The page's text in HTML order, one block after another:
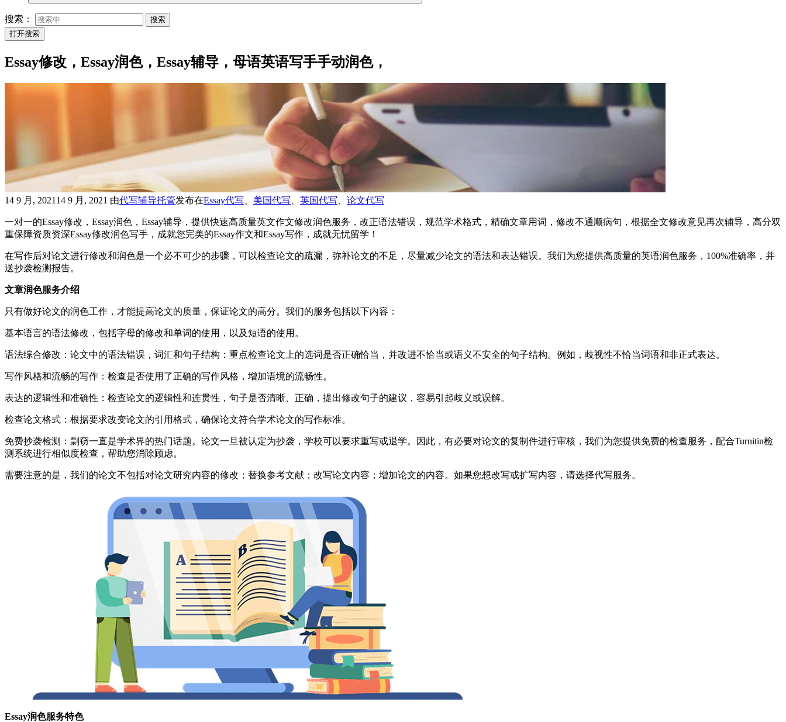
搜索：
搜索
打开搜索
Essay修改，Essay润色，Essay辅导，母语英语写手手动润色，
14 9 月, 2021 14 9 月, 2021 由代写辅导托管发布在Essay代写 美国代写 英国代写 论文代写
一对一的Essay修改，Essay润色，Essay辅导，提供快速高质量英文作文修改润色服务，改正语法错误，规范学术格式，精确文章用词，修改不通顺病句，根据全文修改意见再次辅导，高分双
重保障资质资深Essay修改润色写手，成就您完美的Essay作文和Essay写作，成就无忧留学！
在写作后对论文进行修改和润色是一个必不可少的步骤，可以检查论文的疏漏，弥补论文的不足，尽量减少论文的语法和表达错误。我们为您提供高质量的英语润色服务，100%准确率，并
送抄袭检测报告。
文章润色服务介绍
只有做好论文的润色工作，才能提高论文的质量，保证论文的高分。我们的服务包括以下内容：
基本语言的语法修改，包括字母的修改和单词的使用，以及短语的使用。
语法综合修改：论文中的语法错误，词汇和句子结构：重点检查论文上的选词是否正确恰当，并改进不恰当或语义不安全的句子结构。例如，歧视性不恰当词语和非正式表达。
写作风格和流畅的写作：检查是否使用了正确的写作风格，增加语境的流畅性。
表达的逻辑性和准确性：检查论文的逻辑性和连贯性，句子是否清晰、正确，提出修改句子的建议，容易引起歧义或误解。
检查论文格式：根据要求改变论文的引用格式，确保论文符合学术论文的写作标准。
免费抄袭检测：剽窃一直是学术界的热门话题。论文一旦被认定为抄袭，学校可以要求重写或退学。因此，有必要对论文的复制件进行审核，我们为您提供免费的检查服务，配合Turnitin检
测系统进行相似度检查，帮助您消除顾虑。
需要注意的是，我们的论文不包括对论文研究内容的修改；替换参考文献；改写论文内容；增加论文的内容。如果您想改写或扩写内容，请选择代写服务。
Essay润色服务特色